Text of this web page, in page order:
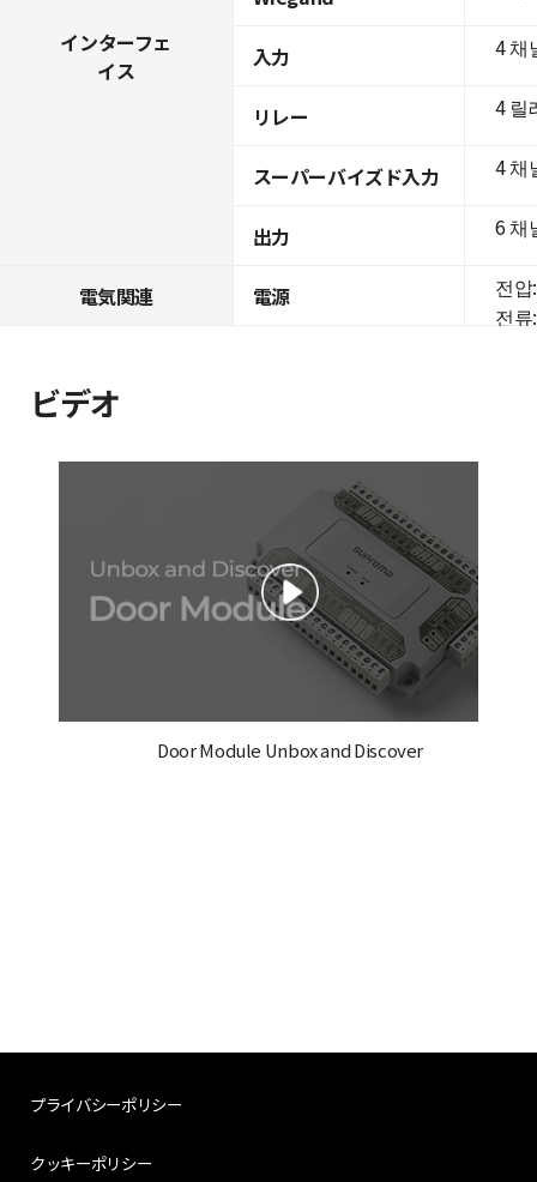
インターフェ
イス
入力
リレー
スーパーバイズド入力
出力
電気関連 電源
4 채
4 릴
4 채
6 채
전압
전류
ビデオ
Door Module Unbox and Discover
プライバシーポリシー
クッキーポリシー